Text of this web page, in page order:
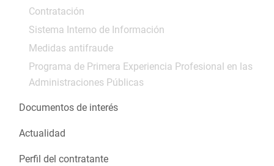
Contratación
Sistema Interno de Información
Medidas antifraude
Programa de Primera Experiencia Profesional en las
Administraciones Públicas
Documentos de interés
Actualidad
Perfil del contratante